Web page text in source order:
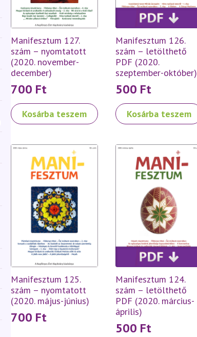
Manifesztum 127.
szám – nyomtatott
(2020. november-
december)
700 Ft
Kosárba teszem
Manifesztum 126.
szám – letölthető
PDF (2020.
szeptember-október)
500 Ft
Kosárba teszem
Manifesztum 125.
szám – nyomtatott
(2020. május-június)
700 Ft
Manifesztum 124.
szám – letölthető
PDF (2020. március-
április)
500 Ft